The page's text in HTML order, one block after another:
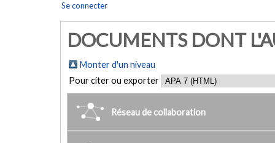
Se connecter
DOCUMENTS DONT
Monter d'un niveau
Pour citer ou exporter
Réseau de collaboration